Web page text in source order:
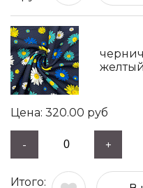
желтый
320.00 руб
- +